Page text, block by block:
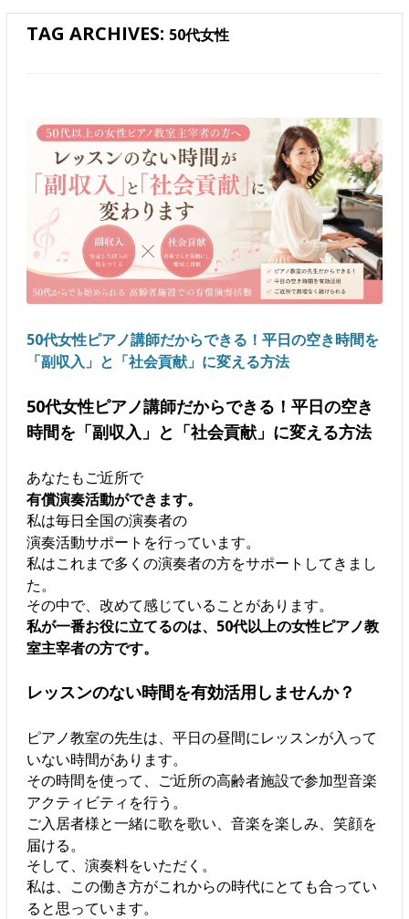
TAG ARCHIVES: 50代女性
50代女性ピアノ講師だからできる！平日の空き時間を
「副収入」と「社会貢献」に変える方法
50代女性ピアノ講師だからできる！平日の空き
時間を「副収入」と「社会貢献」に変える方法
あなたもご近所で
有償演奏活動ができます。
私は毎日全国の演奏者の
演奏活動サポートを行っています。
私はこれまで多くの演奏者の方をサポートしてきまし
た。
その中で、改めて感じていることがあります。
私が一番お役に立てるのは、50代以上の女性ピアノ教
室主宰者の方です。
レッスンのない時間を有効活用しませんか？
ピアノ教室の先生は、平日の昼間にレッスンが入って
いない時間があります。
その時間を使って、ご近所の高齢者施設で参加型音楽
アクティビティを行う。
ご入居者様と一緒に歌を歌い、音楽を楽しみ、笑顔を
届ける。
そして、演奏料をいただく。
私は、この働き方がこれからの時代にとても合ってい
ると思っています。